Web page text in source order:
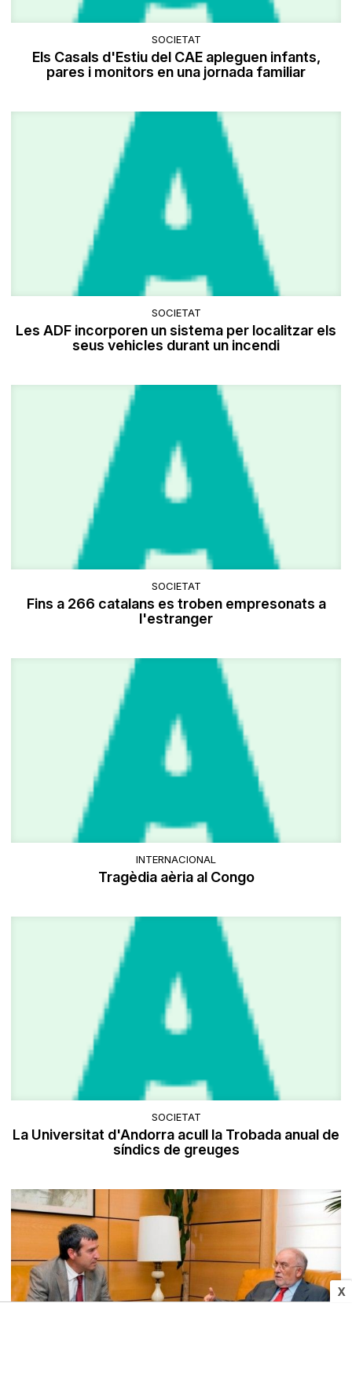
X
SOCIETAT
Els Casals d'Estiu del CAE apleguen infants,
pares i monitors en una jornada familiar
SOCIETAT
Les ADF incorporen un sistema per localitzar els
seus vehicles durant un incendi
SOCIETAT
Fins a 266 catalans es troben empresonats a
l'estranger
INTERNACIONAL
Tragèdia aèria al Congo
SOCIETAT
La Universitat d'Andorra acull la Trobada anual de
síndics de greuges